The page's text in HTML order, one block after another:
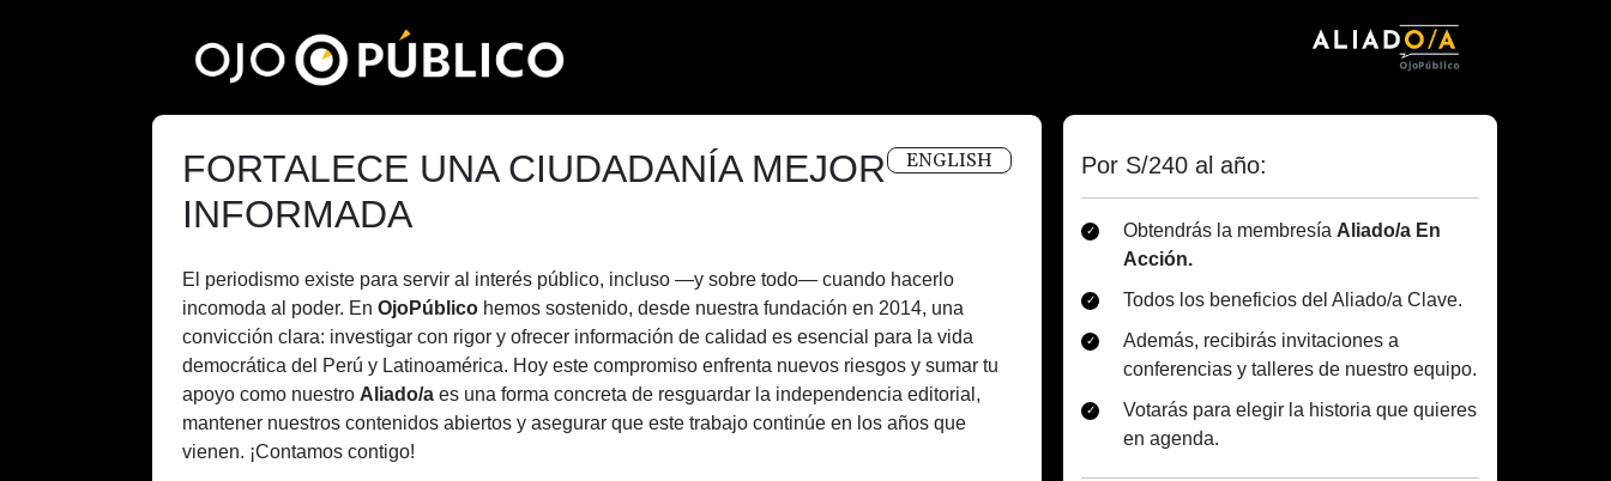
FORTALECE UNA CIUDADANÍA MEJOR
INFORMADA
ENGLISH
El periodismo existe para servir al interés público, incluso —y sobre todo— cuando hacerlo
incomoda al poder. En OjoPúblico hemos sostenido, desde nuestra fundación en 2014, una
convicción clara: investigar con rigor y ofrecer información de calidad es esencial para la vida
democrática del Perú y Latinoamérica. Hoy este compromiso enfrenta nuevos riesgos y sumar tu
apoyo como nuestro Aliado/a es una forma concreta de resguardar la independencia editorial,
mantener nuestros contenidos abiertos y asegurar que este trabajo continúe en los años que
vienen. ¡Contamos contigo!
Por S/240 al año:
Obtendrás la membresía Aliado/a En
Acción.
Todos los beneficios del Aliado/a Clave.
Además, recibirás invitaciones a
conferencias y talleres de nuestro equipo.
Votarás para elegir la historia que quieres
en agenda.